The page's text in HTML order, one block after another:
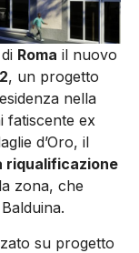
Roma il nuovo
, un progetto
nella
fatiscente ex
d’Oro, il
riqualificazione
zona, che
su progetto